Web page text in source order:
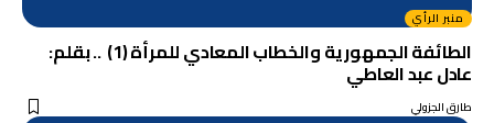
منبر الرأي
الطائفة الجمهورية والخطاب المعادي للمرأة (1) .. بقلم:
عادل عبد العاطي
طارق الجزولي